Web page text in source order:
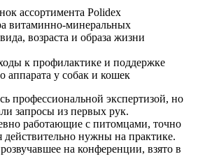
ассортимента Polidex
витаминно-минеральных
возраста и образа жизни
к профилактике и поддержке
аппарата у собак и кошек
профессиональной экспертизой, но
запросы из первых рук.
работающие с питомцами, точно
действительно нужны на практике.
на конференции, взято в